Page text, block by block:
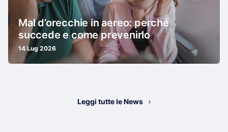
Mal d’orecchie in aereo: perché
succede e come prevenirlo
14 Lug 2026
Leggi tutte le News